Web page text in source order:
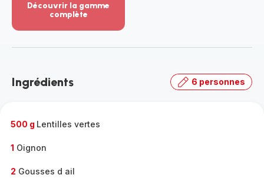
Découvrir la gamme
complète
-
gamme
Ingrédients 6 personnes
500 g Lentilles vertes
1 Oignon
2 Gousses d ail